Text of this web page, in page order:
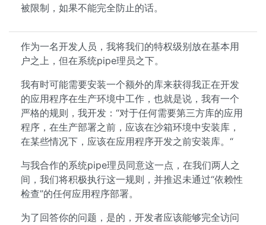
被限制，如果不能完全防止的话。
作为一名开发人员，我将我们的特权级别放在基本用
户之上，但在系统pipe理员之下。
我有时可能需要安装一个额外的库来获得我正在开发
的应用程序在生产环境中工作，也就是说，我有一个
严格的规则，我开发：“对于任何需要第三方库的应用
程序，在生产部署之前，应该在沙箱环境中安装库，
在某些情况下，应该在应用程序开发之前安装库。“
与我合作的系统pipe理员同意这一点，在我们两人之
间，我们将积极执行这一规则，并推迟未通过“依赖性
检查”的任何应用程序部署。
为了回答你的问题，是的，开发者应该能够完全访问